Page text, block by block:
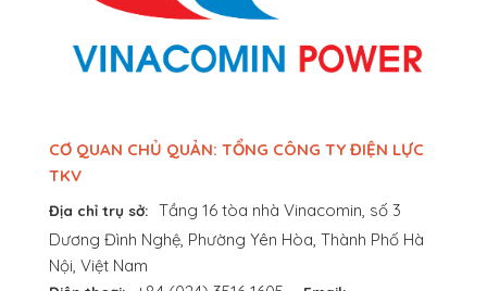
CƠ QUAN CHỦ QUẢN: TỔNG CÔNG TY ĐIỆN LỰC
TKV
Địa chỉ trụ sở: Tầng 16 tòa nhà Vinacomin, số 3
Dương Đình Nghệ, Phường Yên Hòa, Thành Phố Hà
Nội, Việt Nam